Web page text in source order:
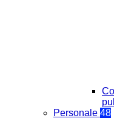
Personale 48